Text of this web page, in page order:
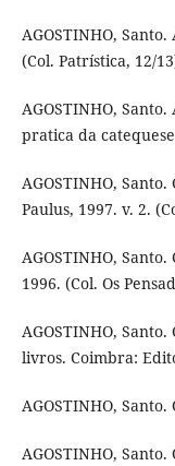
AGOSTINHO,
(Col. Patrística, 12/
AGOSTINHO,
pratica da
AGOSTINHO,
Paulus, 1997. v. 2.
AGOSTINHO,
1996. (Col. Os
AGOSTINHO,
livros. Coimbra:
AGOSTINHO,
AGOSTINHO,